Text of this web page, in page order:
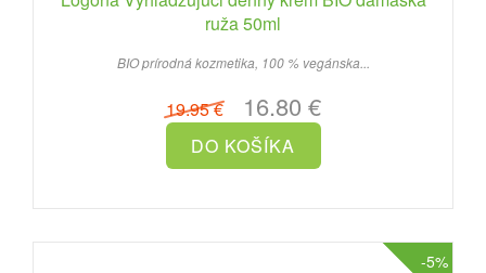
ruža 50ml
BIO prírodná kozmetika, 100 % vegánska...
19.95 €16.80 €
-5%